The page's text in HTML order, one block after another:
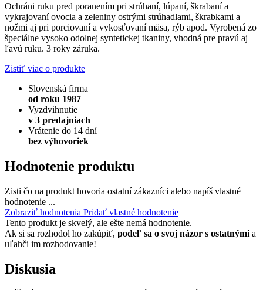
Ochráni ruku pred poranením pri strúhaní, lúpaní, škrabaní a
vykrajovaní ovocia a zeleniny ostrými strúhadlami, škrabkami a
nožmi aj pri porciovaní a vykosťovaní mäsa, rýb apod. Vyrobená zo
špeciálne vysoko odolnej syntetickej tkaniny, vhodná pre pravú aj
ľavú ruku. 3 roky záruka.
Zistiť viac o produkte
Slovenská firma
od roku 1987
Vyzdvihnutie
v 3 predajniach
Vrátenie do 14 dní
bez výhovoriek
Hodnotenie produktu
Zisti čo na produkt hovoria ostatní zákazníci alebo napíš vlastné
hodnotenie ...
Zobraziť hodnotenia Pridať vlastné hodnotenie
Tento produkt je skvelý, ale ešte nemá hodnotenie.
Ak si sa rozhodol ho zakúpiť, podeľ sa o svoj názor s ostatnými a
uľahči im rozhodovanie!
Diskusia